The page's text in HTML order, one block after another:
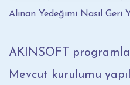
Alınan Yedeğimi Nasıl Geri
AKINSOFT
Mevcut kurulumu